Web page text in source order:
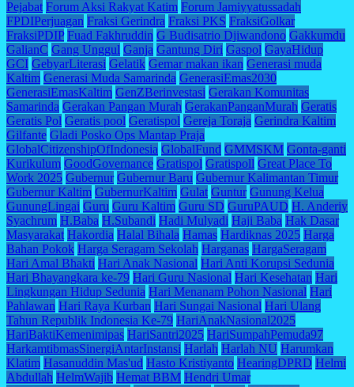
Pejabat Forum Aksi Rakyat Katim Forum Jamiyyatussadah
FPDIPerjuagan Fraksi Gerindra Fraksi PKS FraksiGolkar
FraksiPDIP Fuad Fakhruddin G Budisatrio Djiwandono Gakkumdu
GalianC Gang Unggul Ganja Gantung Diri Gaspol GayaHidup
GCI GebyarLiterasi Gelatik Gemar makan ikan Generasi muda
Kaltim Generasi Muda Samarinda GenerasiEmas2030
GenerasiEmasKaltim GenZBerinvestasi Gerakan Komunitas
Samarinda Gerakan Pangan Murah GerakanPanganMurah Geratis
Geratis Pol Geratis pool Geratispol Gereja Toraja Gerindra Kaltim
Gilfante Gladi Posko Ops Mantap Praja
GlobalCitizenshipOfIndonesia GlobalFund GMMSKM Gonta-ganti
Kurikulum GoodGovernance Gratispol Gratispoll Great Place To
Work 2025 Gubernur Gubernur Baru Gubernur Kalimantan Timur
Gubernur Kaltim GubernurKaltim Gulat Guntur Gunung Kelua
GunungLingai Guru Guru Kaltim Guru SD GuruPAUD H. Anderiy
Syachrum H.Baba H.Subandi Hadi Mulyadi Haji Baba Hak Dasar
Masyarakat Hakordia Halal Bihala Hamas Hardiknas 2025 Harga
Bahan Pokok Harga Seragam Sekolah Harganas HargaSeragam
Hari Amal Bhakti Hari Anak Nasional Hari Anti Korupsi Sedunia
Hari Bhayangkara ke-79 Hari Guru Nasional Hari Kesehatan Hari
Lingkungan Hidup Sedunia Hari Menanam Pohon Nasional Hari
Pahlawan Hari Raya Kurban Hari Sungai Nasional Hari Ulang
Tahun Republik Indonesia Ke-79 HariAnakNasional2025
HariBaktiKemenimipas HariSantri2025 HariSumpahPemuda97
HarkamtibmasSinergiAntarInstansi Harlah Harlah NU Harumkan
Klatim Hasanuddin Mas'ud Hasto Kristiyanto HearingDPRD Helmi
Abdullah HelmWajib Hemat BBM Hendri Umar